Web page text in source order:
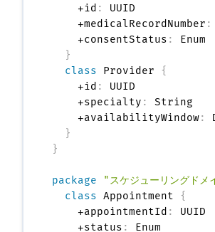
    +id
:
UUID
    +medicalRecordNumber
:
    +consentStatus
:
Enum
}
class Provider {
    +id
:
UUID
    +specialty
:
String
    +availabilityWindow
:
}
}
package "スケジューリングドメ
class Appointment {
    +appointmentId
:
UUID
    +status
:
Enum